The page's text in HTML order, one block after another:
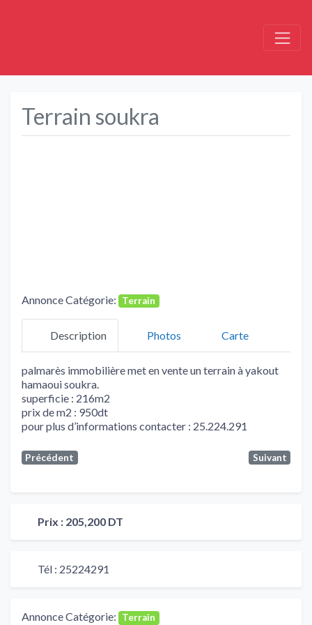
Terrain soukra
Annonce Catégorie: Terrain
Description Photos Carte
palmarès immobilière met en vente un terrain à yakout
hamaoui soukra.
superficie : 216m2
prix de m2 : 950dt
pour plus d’informations contacter : 25.224.291
Précédent Suivant
Prix : 205,200 DT
Tél : 25224291
Annonce Catégorie: Terrain